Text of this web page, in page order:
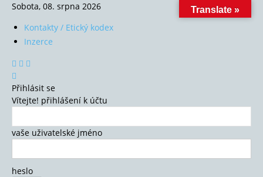
Sobota, 08. srpna 2026
Kontakty / Etický kodex
Inzerce
Přihlásit se
Vítejte! přihlášení k účtu
vaše uživatelské jméno
heslo
Translate »